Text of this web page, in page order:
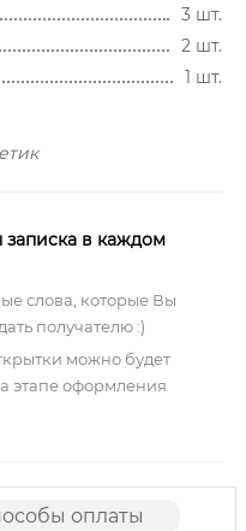
3 шт.
2 шт.
1 шт.
записка в каждом
слова, которые Вы
получателю :)
можно будет
этапе оформления
оплаты